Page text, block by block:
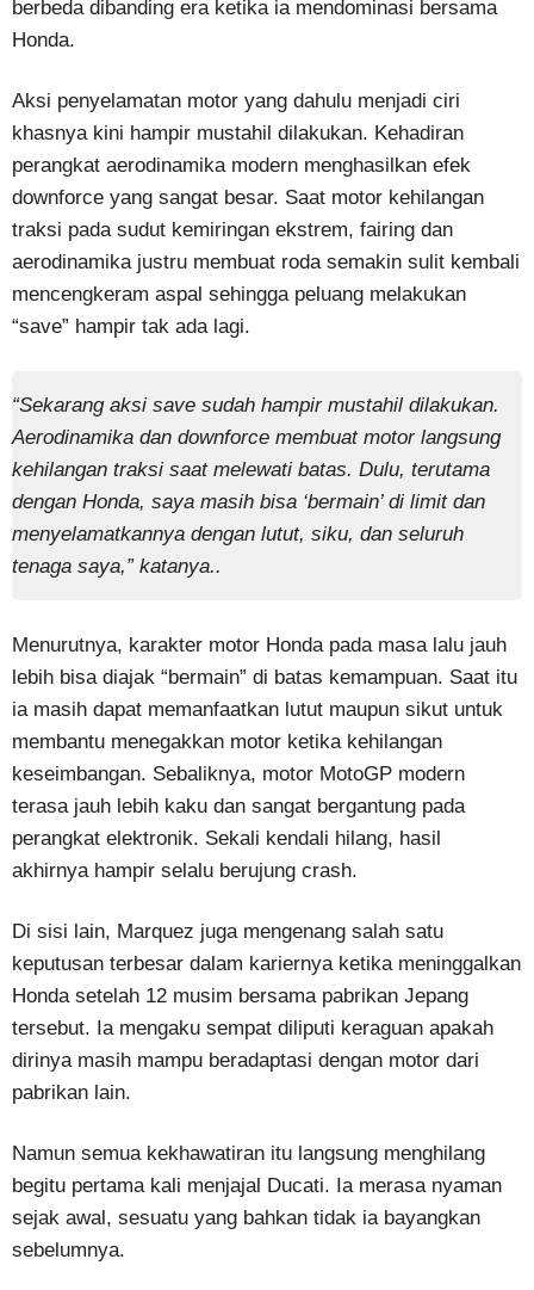
berbeda dibanding era ketika ia mendominasi bersama
Honda.
Aksi penyelamatan motor yang dahulu menjadi ciri
khasnya kini hampir mustahil dilakukan. Kehadiran
perangkat aerodinamika modern menghasilkan efek
downforce yang sangat besar. Saat motor kehilangan
traksi pada sudut kemiringan ekstrem, fairing dan
aerodinamika justru membuat roda semakin sulit kembali
mencengkeram aspal sehingga peluang melakukan
“save” hampir tak ada lagi.
“Sekarang aksi save sudah hampir mustahil dilakukan.
Aerodinamika dan downforce membuat motor langsung
kehilangan traksi saat melewati batas. Dulu, terutama
dengan Honda, saya masih bisa ‘bermain’ di limit dan
menyelamatkannya dengan lutut, siku, dan seluruh
tenaga saya,” katanya..
Menurutnya, karakter motor Honda pada masa lalu jauh
lebih bisa diajak “bermain” di batas kemampuan. Saat itu
ia masih dapat memanfaatkan lutut maupun sikut untuk
membantu menegakkan motor ketika kehilangan
keseimbangan. Sebaliknya, motor MotoGP modern
terasa jauh lebih kaku dan sangat bergantung pada
perangkat elektronik. Sekali kendali hilang, hasil
akhirnya hampir selalu berujung crash.
Di sisi lain, Marquez juga mengenang salah satu
keputusan terbesar dalam kariernya ketika meninggalkan
Honda setelah 12 musim bersama pabrikan Jepang
tersebut. Ia mengaku sempat diliputi keraguan apakah
dirinya masih mampu beradaptasi dengan motor dari
pabrikan lain.
Namun semua kekhawatiran itu langsung menghilang
begitu pertama kali menjajal Ducati. Ia merasa nyaman
sejak awal, sesuatu yang bahkan tidak ia bayangkan
sebelumnya.